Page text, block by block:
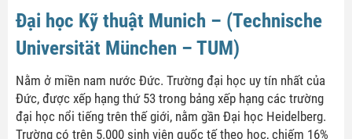
Đại học Kỹ thuật Munich – (Technische
Universität München – TUM)
Nằm ở miền nam nước Đức. Trường đại học uy tín nhất của
Đức, được xếp hạng thứ 53 trong bảng xếp hạng các trường
đại học nổi tiếng trên thế giới, nằm gần Đại học Heidelberg.
Trường có trên 5.000 sinh viên quốc tế theo học, chiếm 16%